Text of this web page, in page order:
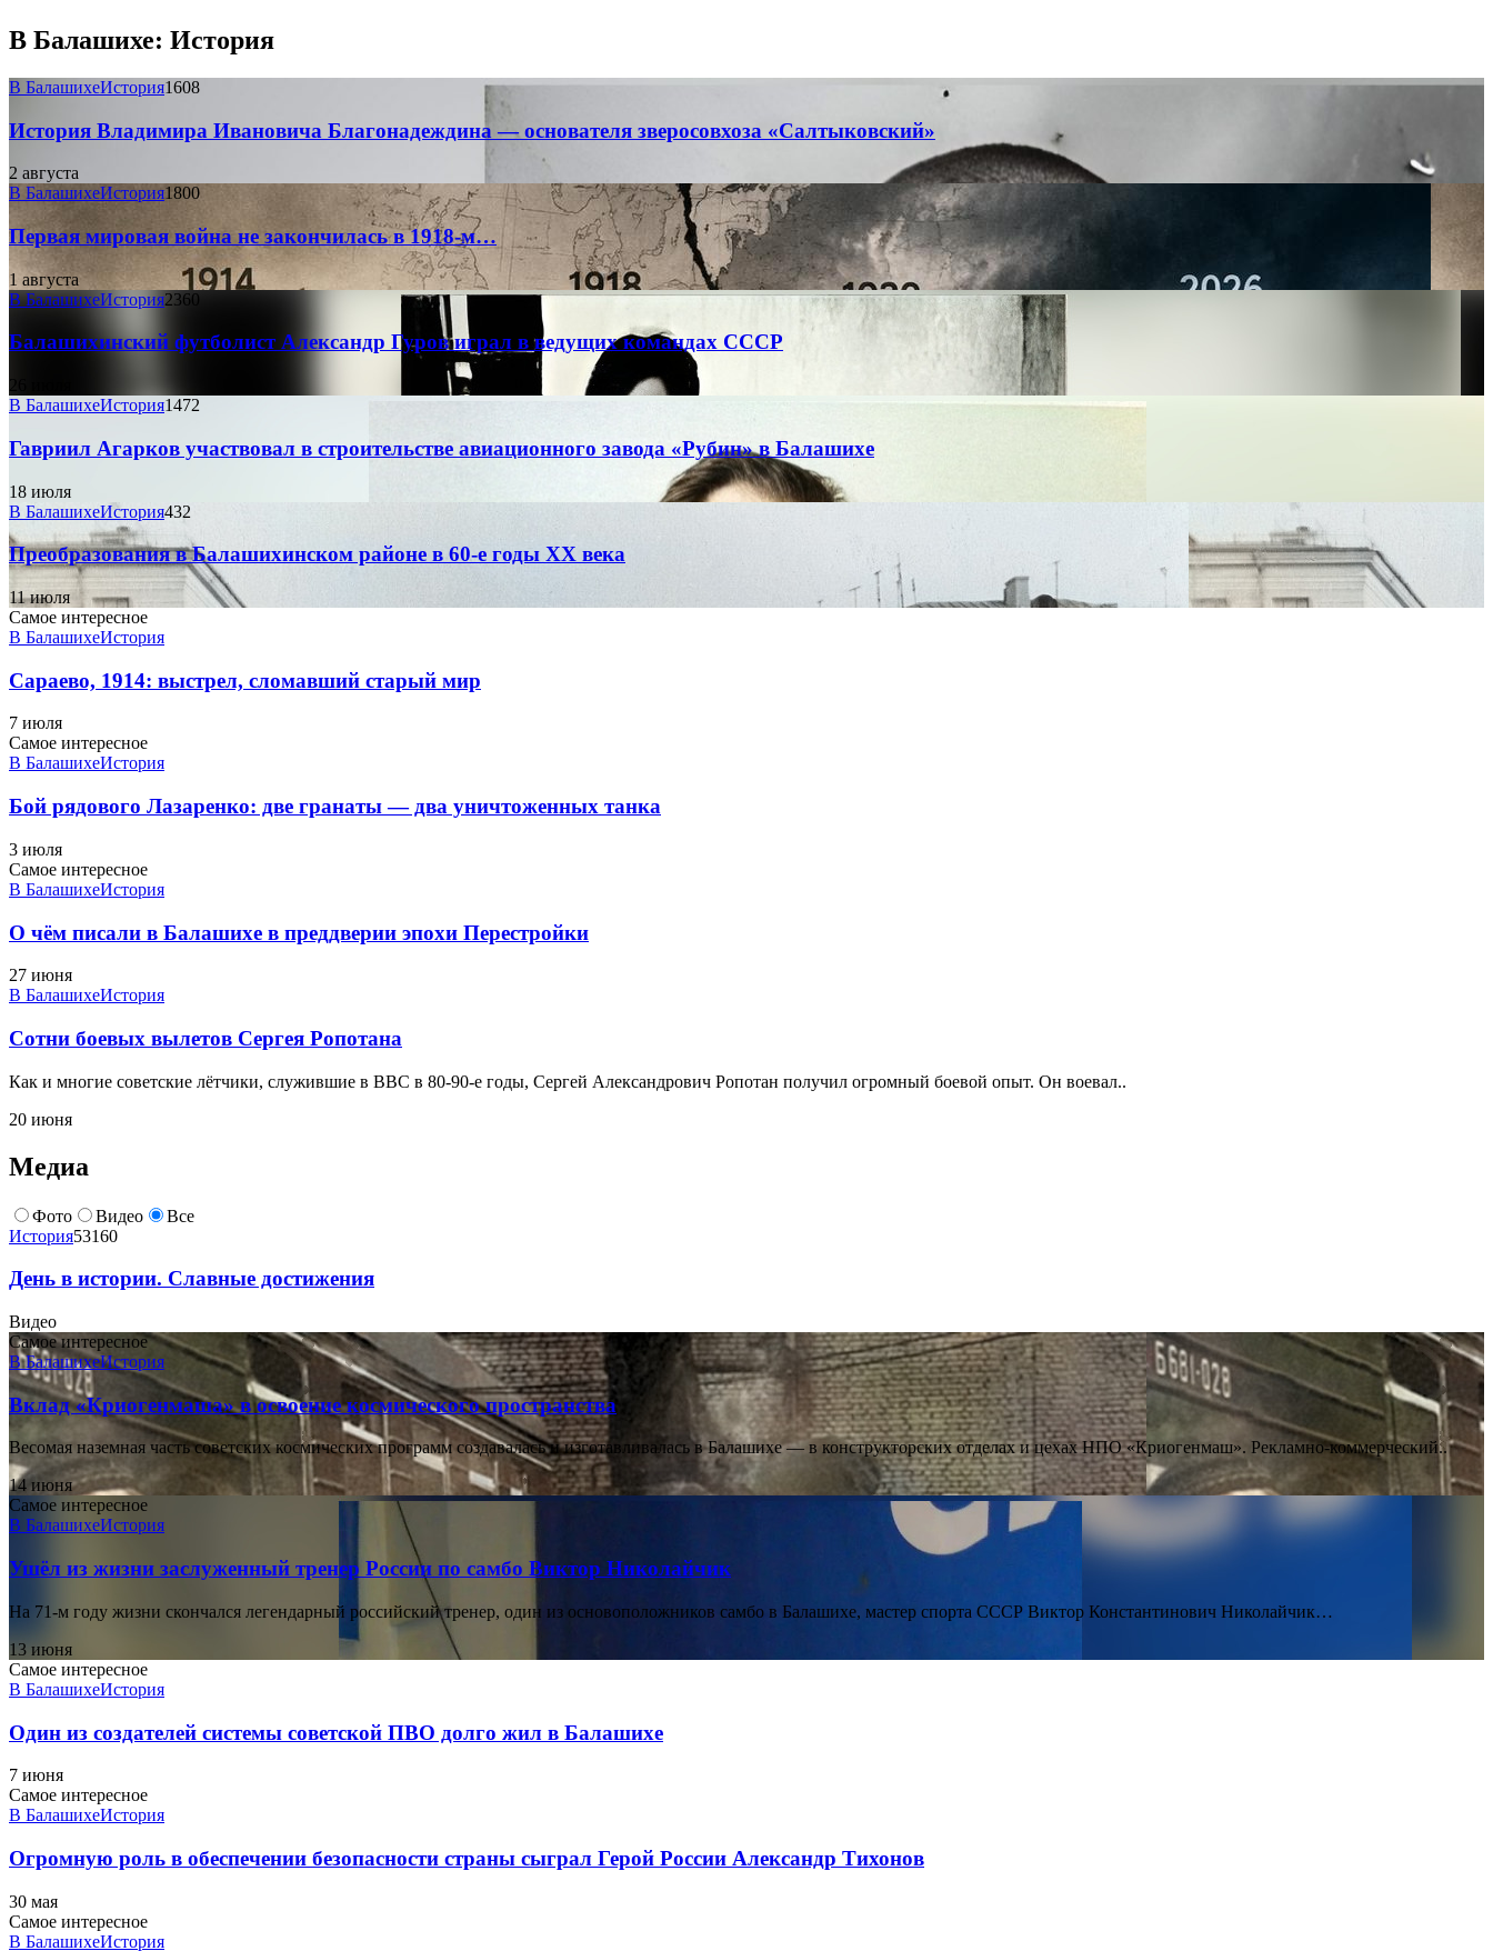
В Балашихе: История
В БалашихеИстория1608
История Владимира Ивановича Благонадеждина — основателя зверосовхоза «Салтыковский»
2 августа
В БалашихеИстория1800
Первая мировая война не закончилась в 1918-м…
1 августа
В БалашихеИстория2360
Балашихинский футболист Александр Гуров играл в ведущих командах СССР
В БалашихеИстория1472
Гавриил Агарков участвовал в строительстве авиационного завода «Рубин» в Балашихе
18 июля
В БалашихеИстория432
Преобразования в Балашихинском районе в 60-е годы XX века
11 июля
Самое интересное
В БалашихеИстория
Сараево, 1914: выстрел, сломавший старый мир
7 июля
Самое интересное
В БалашихеИстория
Бой рядового Лазаренко: две гранаты — два уничтоженных танка
3 июля
Самое интересное
В БалашихеИстория
О чём писали в Балашихе в преддверии эпохи Перестройки
27 июня
В БалашихеИстория
Сотни боевых вылетов Сергея Ропотана
Как и многие советские лётчики, служившие в ВВС в 80-90-е годы, Сергей Александрович Ропотан получил огромный боевой опыт. Он воевал..
20 июня
Медиа
Фото Видео
Все
История53160
День в истории. Славные достижения
Видео
Самое интересное
В БалашихеИстория
Вклад «Криогенмаша» в освоение космического пространства
Весомая наземная часть советских космических программ создавалась и изготавливалась в Балашихе — в конструкторских отделах и цехах НПО «Криогенмаш». Рекламно-коммерческий..
14 июня
Самое интересное
В БалашихеИстория
Ушёл из жизни заслуженный тренер России по самбо Виктор Николайчик
На 71-м году жизни скончался легендарный российский тренер, один из основоположников самбо в Балашихе, мастер спорта СССР Виктор Константинович Николайчик…
13 июня
Самое интересное
В БалашихеИстория
Один из создателей системы советской ПВО долго жил в Балашихе
7 июня
Самое интересное
В БалашихеИстория
Огромную роль в обеспечении безопасности страны сыграл Герой России Александр Тихонов
30 мая
Самое интересное
В БалашихеИстория